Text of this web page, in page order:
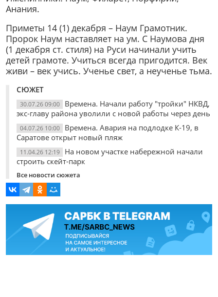
Анания.
Приметы 14 (1) декабря – Наум Грамотник.
Пророк Наум наставляет на ум. С Наумова дня
(1 декабря ст. стиля) на Руси начинали учить
детей грамоте. Учиться всегда пригодится. Век
живи – век учись. Ученье свет, а неученье тьма.
СЮЖЕТ
30.07.26 09:00
Времена. Начали работу "тройки" НКВД,
экс-главу района уволили с новой работы через день
04.07.26 10:00
Времена. Авария на подлодке К-19, в
Саратове открыт новый пляж
11.04.26 12:19
На новом участке набережной начали
строить скейт-парк
Все новости сюжета